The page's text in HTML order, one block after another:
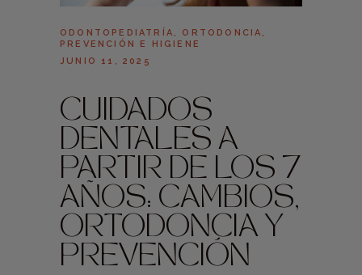
ODONTOPEDIATRÍA ORTODONCIA
PREVENCIÓN E HIGIENE
JUNIO 11, 2025
CUIDADOS
DENTALES A
PARTIR DE LOS 7
AÑOS: CAMBIOS,
ORTODONCIA Y
PREVENCIÓN